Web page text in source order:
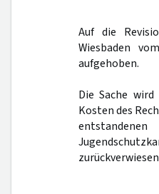
Auf die
Wiesbaden
aufgehoben.
Die Sache
Kosten des